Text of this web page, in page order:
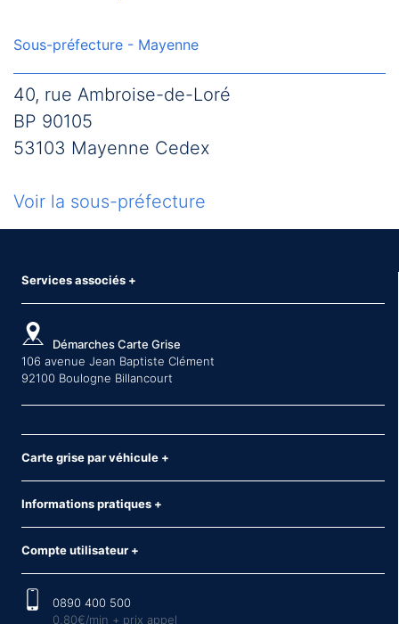
Sous-préfecture - Mayenne
40, rue Ambroise-de-Loré
BP 90105
53103 Mayenne Cedex
Voir la sous-préfecture
Services associés +
Démarches Carte Grise
106 avenue Jean Baptiste Clément
92100 Boulogne Billancourt
Carte grise par véhicule +
Informations pratiques +
Compte utilisateur +
0890 400 500
0,80€/min + prix appel